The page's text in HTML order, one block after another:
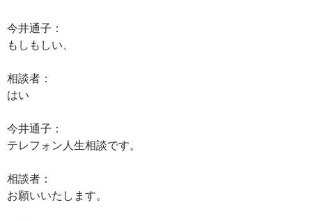
今井通子：
もしもしい、
相談者：
はい
今井通子：
テレフォン人生相談です。
相談者：
お願いいたします。